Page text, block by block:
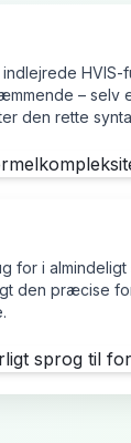
HVIS-
– selv
den rette
for i
den præcise